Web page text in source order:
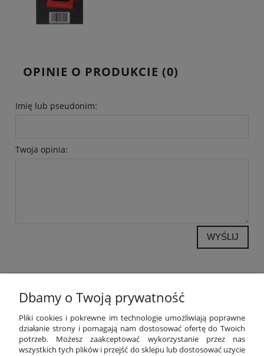
OPINIE O PRODUKCIE (0)
Imię lub pseudonim:
Twoja opinia:
WYŚLIJ
POMOC
MOJE KONTO
Dbamy o Twoją prywatność
Pliki cookies i pokrewne im technologie umożliwiają poprawne
działanie strony i pomagają nam dostosować ofertę do Twoich
potrzeb. Możesz zaakceptować wykorzystanie przez nas
wszystkich tych plików i przejść do sklepu lub dostosować użycie